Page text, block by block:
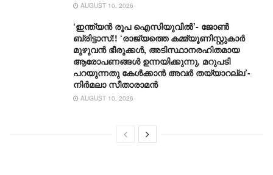
AUGUST 10, 2026
‘ഇന്ത്യൻ രൂപ ഐസിയുവിൽ’- ജോൺ
ബ്രിട്ടാസ്!! ‘രാജ്യത്തെ കമ്മ്യൂണിസ്റ്റുകാർ
മുഴുവൻ ഭീരുക്കൾ, അടിസ്ഥാനരഹിതമായ
ആരോപണങ്ങൾ ഉന്നയിക്കുന്നു, മറുപടി
പറയുന്നതു കേൾക്കാൻ അവർ തയ്യാറല്ല’-
നിർമലാ സീതാരാമൻ
AUGUST 10, 2026